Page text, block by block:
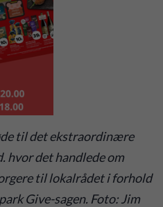
til det ekstraordinære
hvor det handlede om
til lokalrådet i forhold
Give-sagen. Foto: Jim